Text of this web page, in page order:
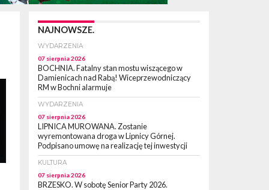
NAJNOWSZE.
WYDARZENIA
07 sierpnia 2026
BOCHNIA. Fatalny stan mostu wiszącego w
Damienicach nad Rabą! Wiceprzewodniczący
RM w Bochni alarmuje
WYDARZENIA
07 sierpnia 2026
LIPNICA MUROWANA. Zostanie
wyremontowana droga w Lipnicy Górnej.
Podpisano umowę na realizację tej inwestycji
KULTURA
07 sierpnia 2026
BRZESKO. W sobotę Senior Party 2026.